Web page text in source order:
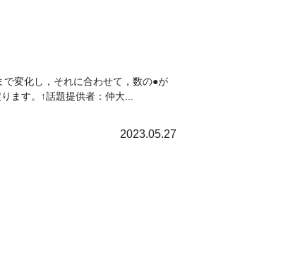
変化し，それに合わせて，数の●が
ます。↑話題提供者：仲大...
2023.05.27